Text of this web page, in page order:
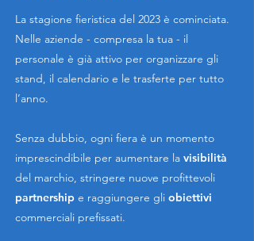
La stagione fieristica del 2023 è cominciata.
Nelle aziende - compresa la tua - il
personale è già attivo per organizzare gli
stand, il calendario e le trasferte per tutto
l’anno.
Senza dubbio, ogni fiera è un momento
imprescindibile per aumentare la visibilità
del marchio, stringere nuove profittevoli
partnership e raggiungere gli obiettivi
commerciali prefissati.